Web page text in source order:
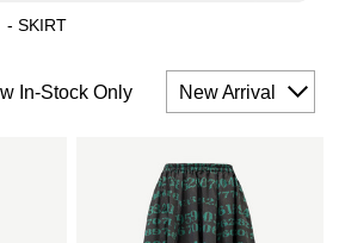
- SKIRT
In-Stock Only New Arrival